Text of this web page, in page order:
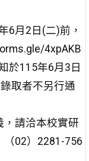
6月2日(二)前，
4xpAKB
於115年6月3日
取者不另行通
，請洽本校實研
（02）2281-756